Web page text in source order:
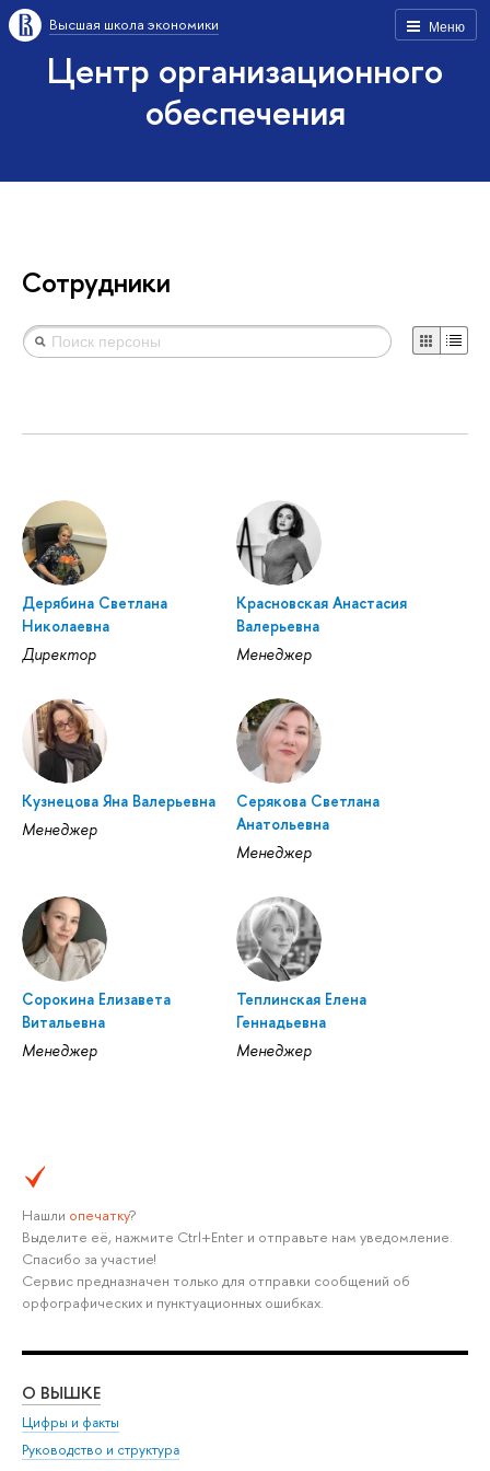
Меню
Высшая школа экономики
Центр организационного
обеспечения
Сотрудники
Дерябина Светлана
Николаевна
Директор
Красновская Анастасия
Валерьевна
Менеджер
Кузнецова Яна Валерьевна
Менеджер
Серякова Светлана
Анатольевна
Менеджер
Сорокина Елизавета
Витальевна
Менеджер
Теплинская Елена
Геннадьевна
Менеджер
Нашли опечатку?
Выделите её, нажмите Ctrl+Enter и отправьте нам уведомление.
Спасибо за участие!
Сервис предназначен только для отправки сообщений об
орфографических и пунктуационных ошибках.
О ВЫШКЕ
Цифры и факты
Руководство и структура